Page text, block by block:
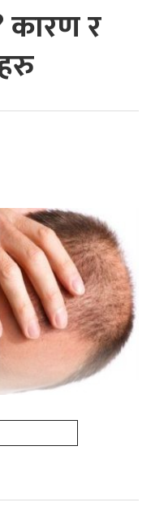
कारण र